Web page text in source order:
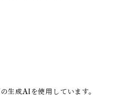
生成AIを使用しています。